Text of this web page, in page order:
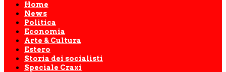
Home
News
Politica
Economia
Arte & Cultura
Estero
Storia dei socialisti
Speciale Craxi